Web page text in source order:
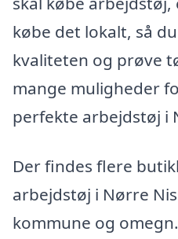
købe det lokalt, så
kvaliteten og prøve
mange muligheder
perfekte arbejdstøj i
Der findes flere
arbejdstøj i Nørre
kommune og